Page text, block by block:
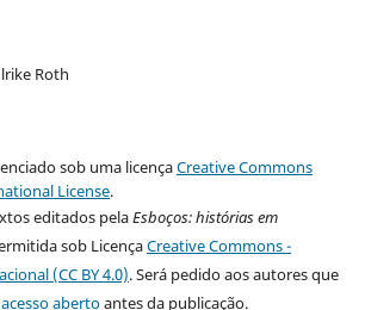
Roth
sob uma licençaCreative Commons
License.
editados pelaEsboços: histórias em
sob LicençaCreative Commons -
(CC BY 4.0). Será pedido aos autores que
abertoantes da publicação.